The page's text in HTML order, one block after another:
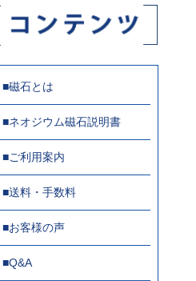
■磁石とは
■ネオジウム磁石説明書
■ご利用案内
■送料・手数料
■お客様の声
■Q&A